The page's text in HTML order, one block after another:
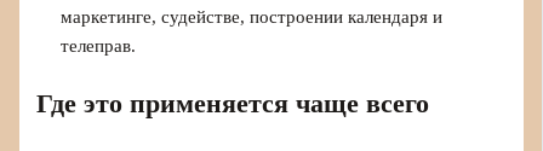
маркетинге, судействе, построении календаря и
телеправ.
Где это применяется чаще всего